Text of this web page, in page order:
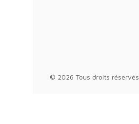
© 2026 Tous droits réservés.